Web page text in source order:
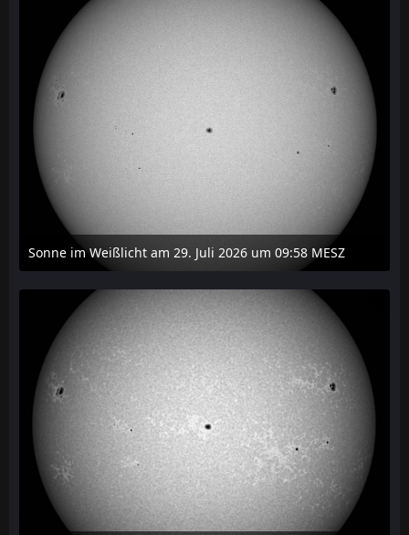
Sonne im Weißlicht am 29. Juli 2026 um 09:58 MESZ
31. Juli 2026 um 20:03